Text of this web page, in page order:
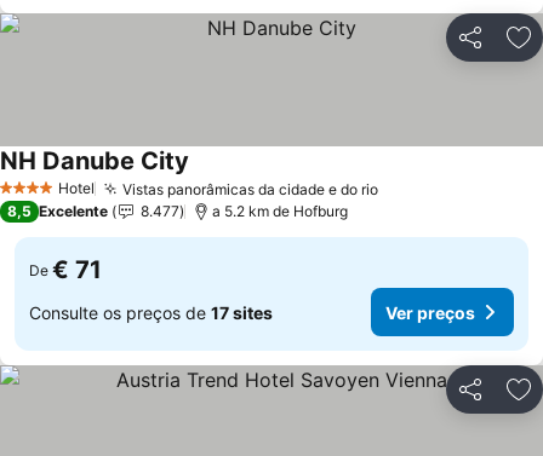
Partilhar
4 EstrelasHotel Vistas panorâmicas da cidade e do rio
NH Danube City
8,5 Excelente 8.477 a 5.2 km de Hofburg
De € 71
Consulte os preços de 17 sites Ver preços
Partilhar